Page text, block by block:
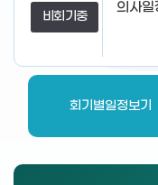
비회기중
회기별일정보기